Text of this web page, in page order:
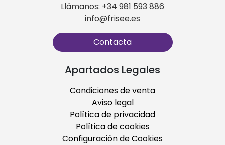
Llámanos: +34 981 593 886
info@frisee.es
Contacta
Apartados Legales
Condiciones de venta
Aviso legal
Política de privacidad
Política de cookies
Configuración de Cookies